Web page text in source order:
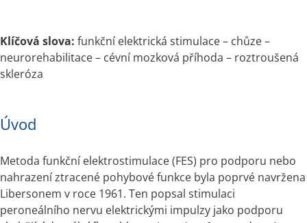
Klíčová slova: funkční elektrická stimulace – chůze –
neurorehabilitace – cévní mozková příhoda – roztroušená
skleróza
Úvod
Metoda funkční elektrostimulace (FES) pro podporu nebo
nahrazení ztracené pohybové funkce byla poprvé navržena
Libersonem v roce 1961. Ten popsal stimulaci
peroneálního nervu elektrickými impulzy jako podporu